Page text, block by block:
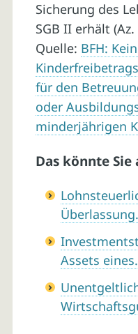
Sicherung des
SGB II erhält
Quelle: BFH:
für den
oder
minderjährigen
Das könnte
Assets